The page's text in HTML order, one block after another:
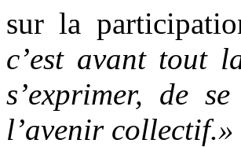
sur la
c’est avant tout
s’exprimer, de
l’avenir collectif.»